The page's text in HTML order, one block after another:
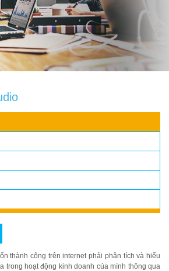
thành công trên internet phải phân tích và hiểu
trong hoạt động kinh doanh của mình thông qua